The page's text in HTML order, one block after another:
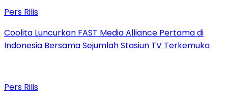
Pers Rilis
Coolita Luncurkan FAST Media Alliance Pertama di
Indonesia Bersama Sejumlah Stasiun TV Terkemuka
Pers Rilis